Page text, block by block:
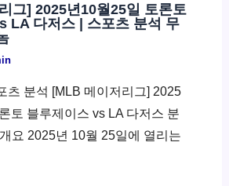
그] 2025년10월25일 토론토
LA 다저스 | 스포츠 분석 무
츠 분석 [MLB 메이저리그] 2025
토 블루제이스 vs LA 다저스 분
요 2025년 10월 25일에 열리는